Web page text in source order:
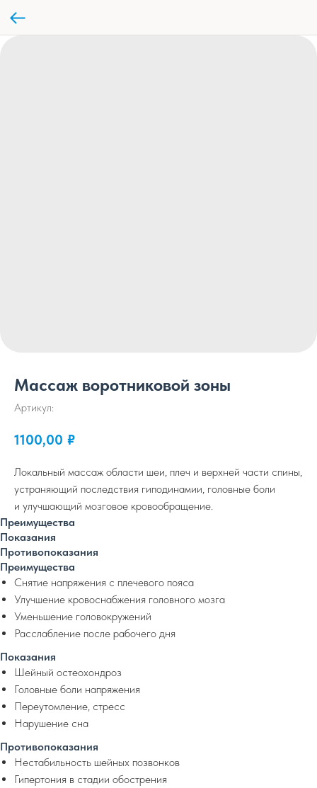
Массаж воротниковой зоны
Артикул:
1100,00 ₽
Локальный массаж области шеи, плеч и верхней части спины,
устраняющий последствия гиподинамии, головные боли
и улучшающий мозговое кровообращение.
Преимущества
Показания
Противопоказания
Преимущества
Снятие напряжения с плечевого пояса
Улучшение кровоснабжения головного мозга
Уменьшение головокружений
Расслабление после рабочего дня
Показания
Шейный остеохондроз
Головные боли напряжения
Переутомление, стресс
Нарушение сна
Противопоказания
Нестабильность шейных позвонков
Гипертония в стадии обострения